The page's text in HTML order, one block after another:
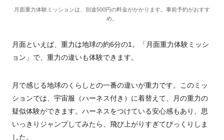
月面重力体験ミッションは、別途500円の料金がかかります。事前予約がおすす
め。
月面といえば、重力は地球の約6分の1。「月面重力体験ミッシ
ョン」で、重力の違いも体験できます。
月で感じる地球のくらしとの一番の違いが重力です。このミッ
ションでは、宇宙服（ハーネス付き）に着替えて、月の重力の
疑似体験ができます。ハーネスをつけている安心感もあり、思
いっきりジャンプしてみたら、飛び上がりすぎてびっくりしま
した。